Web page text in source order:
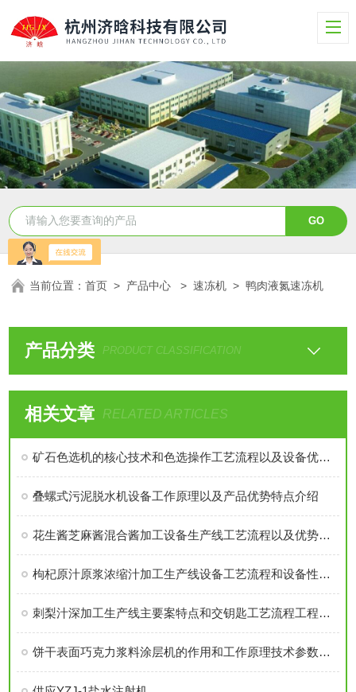
当前位置：首页 > 产品中心 >速冻机 >鸭肉液氮速冻机
产品分类 PRODUCT CLASSIFICATION
相关文章 RELATED ARTICLES
矿石色选机的核心技术和色选操作工艺流程以及设备优势介绍
叠螺式污泥脱水机设备工作原理以及产品优势特点介绍
​花生酱芝麻酱混合酱加工设备生产线工艺流程以及优势特点介绍
枸杞原汁原浆浓缩汁加工生产线设备工艺流程和设备性能特点技术参数详细介绍
刺梨汁深加工生产线主要案特点和交钥匙工艺流程工程系统特点介绍
饼干表面巧克力浆料涂层机的作用和工作原理技术参数介绍